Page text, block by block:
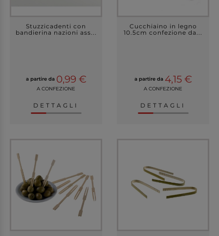
Stuzzicadenti con
bandierina nazioni ass...
a partire da 0,99 €
A CONFEZIONE
DETTAGLI
Cucchiaino in legno
10.5cm confezione da...
a partire da 4,15 €
A CONFEZIONE
DETTAGLI